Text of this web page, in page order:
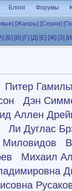
Блоги Форумы
[Жанры] [Серии]
[Б] [В] [Г] [Д] [Е] [Ж] [З]
Питер
Дэн
Аллен
Ли Дуглас
Миловидов
Михаил